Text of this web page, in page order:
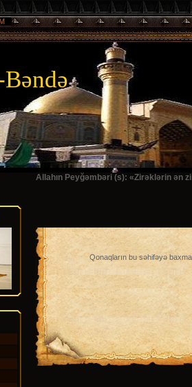
Allahın Peyğəmbəri (s): «Zirəklərin ən
Qonaqların bu səhifəyə